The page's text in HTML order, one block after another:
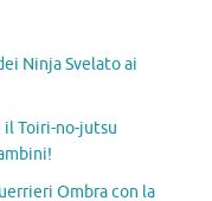
Ninja Svelato ai
il Toiri-no-jutsu
Ombra con la